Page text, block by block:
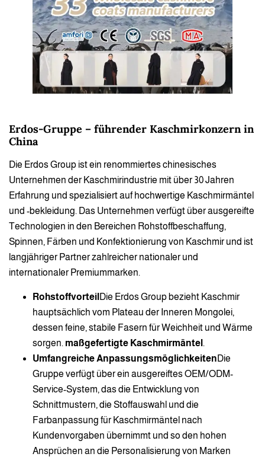
Erdos-Gruppe – führender Kaschmirkonzern in
China
Die Erdos Group ist ein renommiertes chinesisches
Unternehmen der Kaschmirindustrie mit über 30 Jahren
Erfahrung und spezialisiert auf hochwertige Kaschmirmäntel
und -bekleidung. Das Unternehmen verfügt über ausgereifte
Technologien in den Bereichen Rohstoffbeschaffung,
Spinnen, Färben und Konfektionierung von Kaschmir und ist
langjähriger Partner zahlreicher nationaler und
internationaler Premiummarken.
Rohstoffvorteil Die Erdos Group bezieht Kaschmir
hauptsächlich vom Plateau der Inneren Mongolei,
dessen feine, stabile Fasern für Weichheit und Wärme
sorgen. maßgefertigte Kaschmirmäntel .
Umfangreiche AnpassungsmöglichkeitenDie
Gruppe verfügt über ein ausgereiftes OEM/ODM-
Service-System, das die Entwicklung von
Schnittmustern, die Stoffauswahl und die
Farbanpassung für Kaschmirmäntel nach
Kundenvorgaben übernimmt und so den hohen
Ansprüchen an die Personalisierung von Marken